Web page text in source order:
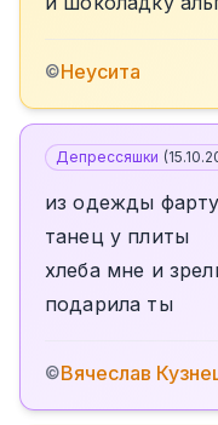
©Неусита
Депрессяшки (
из одежды
танец у плиты
хлеба мне и
подарила ты
©Вячеслав